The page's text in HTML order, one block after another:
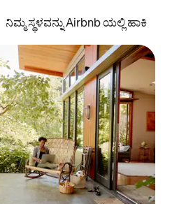
ನಿಮ್ಮ ಸ್ಥಳವನ್ನು Airbnb ಯಲ್ಲಿ ಹಾಕಿ